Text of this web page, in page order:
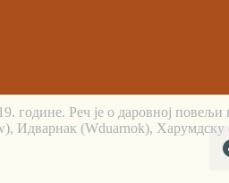
године. Реч је о даровној
Идварнак (Wduarnok),